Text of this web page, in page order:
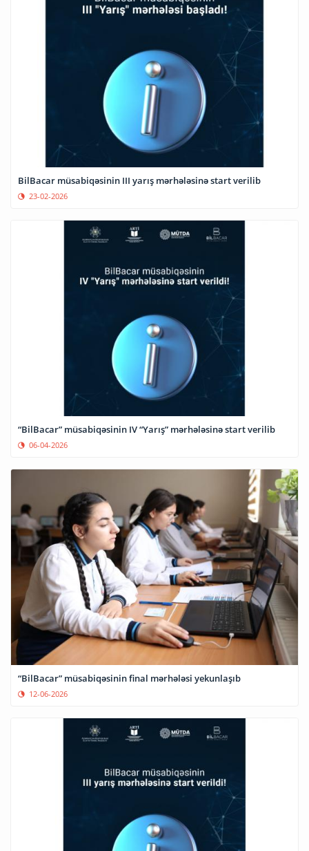
BilBacar müsabiqəsinin III yarış mərhələsinə start verilib
23-02-2026
“BilBacar” müsabiqəsinin IV “Yarış” mərhələsinə start verilib
06-04-2026
“BilBacar” müsabiqəsinin final mərhələsi yekunlaşıb
12-06-2026